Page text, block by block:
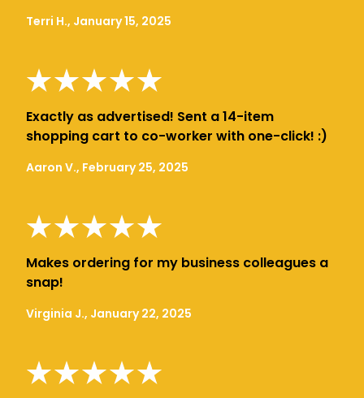
Terri H., January 15, 2025
Exactly as advertised! Sent a 14-item
shopping cart to co-worker with one-click! :)
Aaron V., February 25, 2025
Makes ordering for my business colleagues a
snap!
Virginia J., January 22, 2025